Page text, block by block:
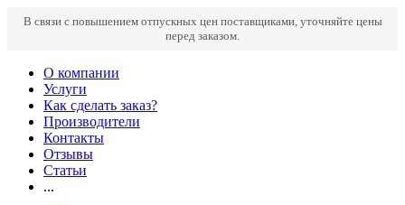
В связи с повышением отпускных цен поставщиками, уточняйте цены
перед заказом.
О компании
Услуги
Как сделать заказ?
Производители
Контакты
Отзывы
Статьи
...